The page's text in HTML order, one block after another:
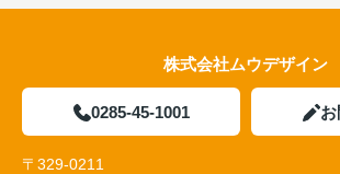
株式会社ムウデザイン
0285-45-1001 お
〒329-0211